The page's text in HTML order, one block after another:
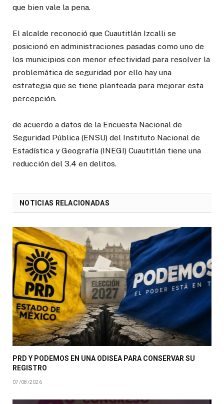
que bien vale la pena.
El alcalde reconoció que Cuautitlán Izcalli se
posicionó en administraciones pasadas como uno de
los municipios con menor efectividad para resolver la
problemática de seguridad por ello hay una
estrategia que se tiene planteada para mejorar esta
percepción.
de acuerdo a datos de la Encuesta Nacional de
Seguridad Pública (ENSU) del Instituto Nacional de
Estadística y Geografía (INEGI) Cuautitlán tiene una
reducción del 3.4 en delitos.
NOTICIAS RELACIONADAS
PRD Y PODEMOS EN UNA ODISEA PARA CONSERVAR SU
REGISTRO
07/08/2026